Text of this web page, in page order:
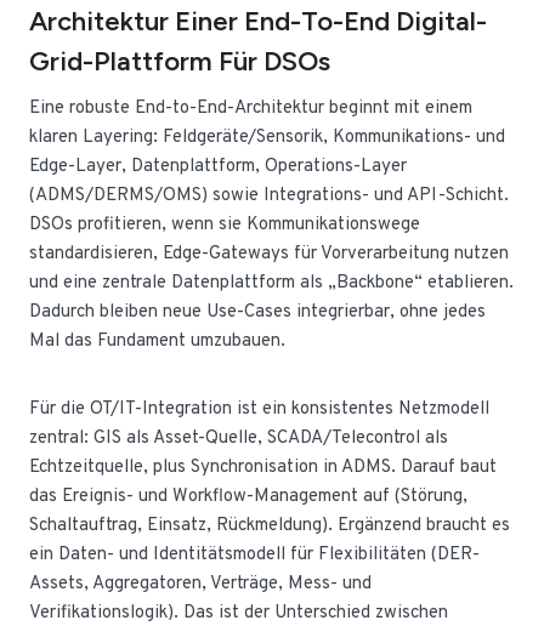
Architektur Einer End-To-End Digital-
Grid-Plattform Für DSOs
Eine robuste End-to-End-Architektur beginnt mit einem
klaren Layering: Feldgeräte/Sensorik, Kommunikations- und
Edge-Layer, Datenplattform, Operations-Layer
(ADMS/DERMS/OMS) sowie Integrations- und API-Schicht.
DSOs profitieren, wenn sie Kommunikationswege
standardisieren, Edge-Gateways für Vorverarbeitung nutzen
und eine zentrale Datenplattform als „Backbone“ etablieren.
Dadurch bleiben neue Use-Cases integrierbar, ohne jedes
Mal das Fundament umzubauen.
Für die OT/IT-Integration ist ein konsistentes Netzmodell
zentral: GIS als Asset-Quelle, SCADA/Telecontrol als
Echtzeitquelle, plus Synchronisation in ADMS. Darauf baut
das Ereignis- und Workflow-Management auf (Störung,
Schaltauftrag, Einsatz, Rückmeldung). Ergänzend braucht es
ein Daten- und Identitätsmodell für Flexibilitäten (DER-
Assets, Aggregatoren, Verträge, Mess- und
Verifikationslogik). Das ist der Unterschied zwischen